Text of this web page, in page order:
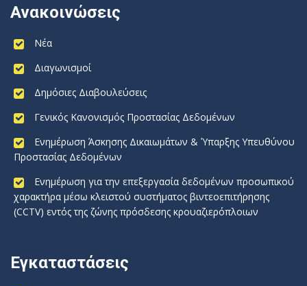
Ανακοινώσεις
Νέα
Διαγωνισμοί
Δημόσιες Διαβουλεύσεις
Γενικός Κανονισμός Προστασίας Δεδομένων
Ενημέρωση Άσκησης Δικαιωμάτων & Ύπαρξης Υπευθύνου
Προστασίας Δεδομένων
Ενημέρωση για την επεξεργασία δεδομένων προσωπικού
χαρακτήρα μέσω κλειστού συστήματος βιντεοεπιτήρησης
(CCTV) εντός της ζώνης πρόσδεσης κρουαζιερόπλοιων
Εγκαταστάσεις